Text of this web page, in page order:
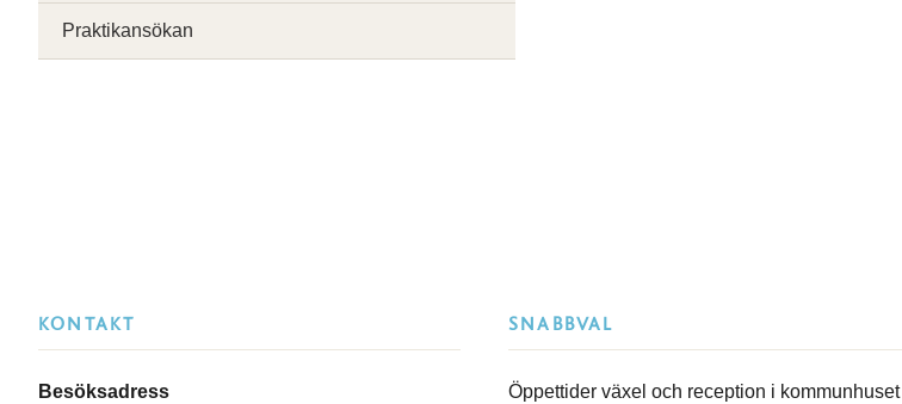
Praktikansökan
KONTAKT
Besöksadress
SNABBVAL
Öppettider växel och reception i kommunhuset